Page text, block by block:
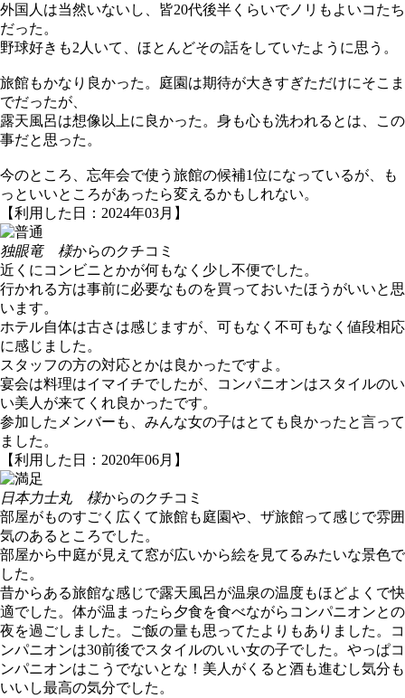
外国人は当然いないし、皆20代後半くらいでノリもよいコたち
だった。
野球好きも2人いて、ほとんどその話をしていたように思う。
旅館もかなり良かった。庭園は期待が大きすぎただけにそこま
でだったが、
露天風呂は想像以上に良かった。身も心も洗われるとは、この
事だと思った。
今のところ、忘年会で使う旅館の候補1位になっているが、も
っといいところがあったら変えるかもしれない。
【利用した日：2024年03月】
独眼竜 様からのクチコミ
近くにコンビニとかが何もなく少し不便でした。
行かれる方は事前に必要なものを買っておいたほうがいいと思
います。
ホテル自体は古さは感じますが、可もなく不可もなく値段相応
に感じました。
スタッフの方の対応とかは良かったですよ。
宴会は料理はイマイチでしたが、コンパニオンはスタイルのい
い美人が来てくれ良かったです。
参加したメンバーも、みんな女の子はとても良かったと言って
ました。
【利用した日：2020年06月】
日本力士丸 様からのクチコミ
部屋がものすごく広くて旅館も庭園や、ザ旅館って感じで雰囲
気のあるところでした。
部屋から中庭が見えて窓が広いから絵を見てるみたいな景色で
した。
昔からある旅館な感じで露天風呂が温泉の温度もほどよくで快
適でした。体が温まったら夕食を食べながらコンパニオンとの
夜を過ごしました。ご飯の量も思ってたよりもありました。コ
ンパニオンは30前後でスタイルのいい女の子でした。やっぱコ
ンパニオンはこうでないとな！美人がくると酒も進むし気分も
いいし最高の気分でした。